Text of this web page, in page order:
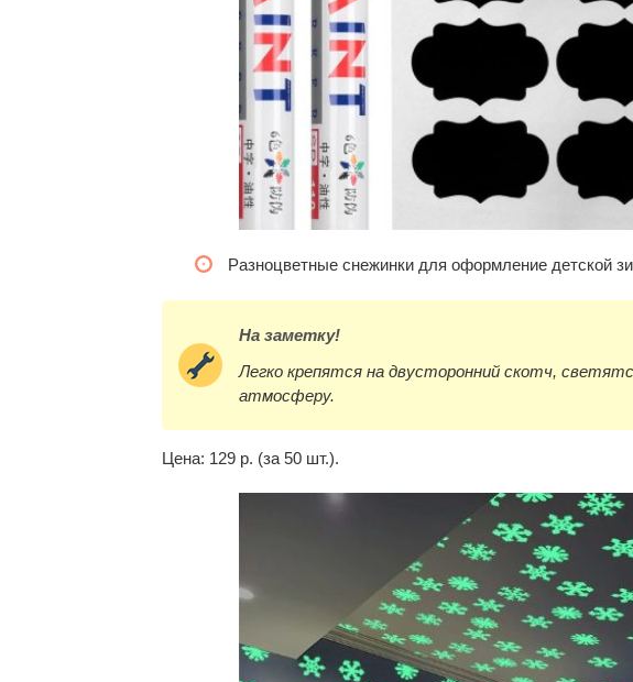
Разноцветные снежинки для оформление детской
На заметку!
Легко крепятся на двусторонний скотч,
атмосферу.
Цена: 129 р. (за 50 шт.).